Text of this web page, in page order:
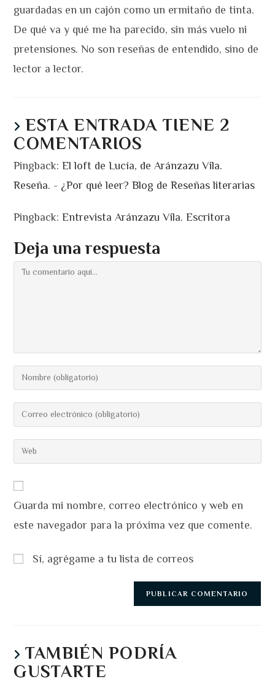
guardadas en un cajón como un ermitaño de tinta.
De qué va y qué me ha parecido, sin más vuelo ni
pretensiones. No son reseñas de entendido, sino de
lector a lector.
ESTA ENTRADA TIENE 2
COMENTARIOS
Pingback:El loft de Lucía, de Aránzazu Vila.
Reseña. - ¿Por qué leer? Blog de Reseñas literarias
Pingback:Entrevista Aránzazu Vila. Escritora
Deja una respuesta
Comentario
Introduce
tu
nombre
de
usuario
para
Introduce
tu
dirección
para
Introduce
la
de
tu
web
Guarda mi nombre, correo electrónico y web en
este navegador para la próxima vez que comente.
Sí, agrégame a tu lista de correos
TAMBIÉN PODRÍA
GUSTARTE